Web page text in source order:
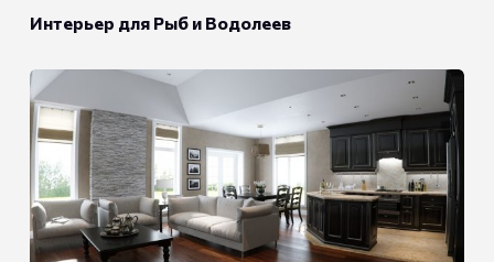
Интерьер для Рыб и Водолеев